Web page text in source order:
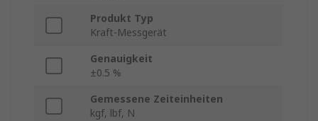
Produkt Typ
Kraft-Messgerät
Genauigkeit
±0.5 %
Gemessene Zeiteinheiten
kgf, lbf, N